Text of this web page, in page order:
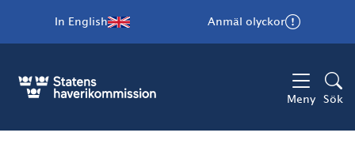
In English Anmäl olyckor
Meny Sök